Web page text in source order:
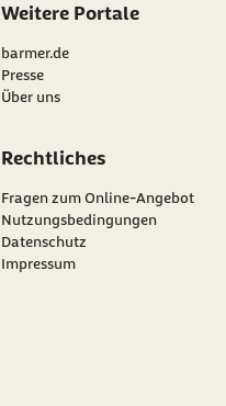
Weitere Portale
barmer.de
Presse
Über uns
Rechtliches
Fragen zum Online-Angebot
Nutzungsbedingungen
Datenschutz
Impressum